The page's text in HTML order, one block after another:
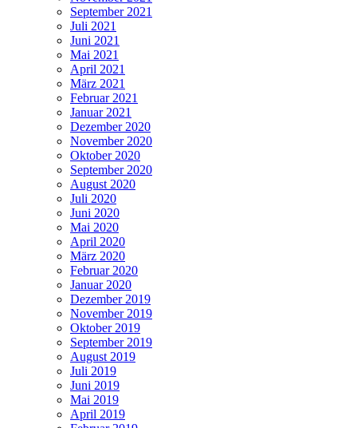
September 2021
Juli 2021
Juni 2021
Mai 2021
April 2021
März 2021
Februar 2021
Januar 2021
Dezember 2020
November 2020
Oktober 2020
September 2020
August 2020
Juli 2020
Juni 2020
Mai 2020
April 2020
März 2020
Februar 2020
Januar 2020
Dezember 2019
November 2019
Oktober 2019
September 2019
August 2019
Juli 2019
Juni 2019
Mai 2019
April 2019